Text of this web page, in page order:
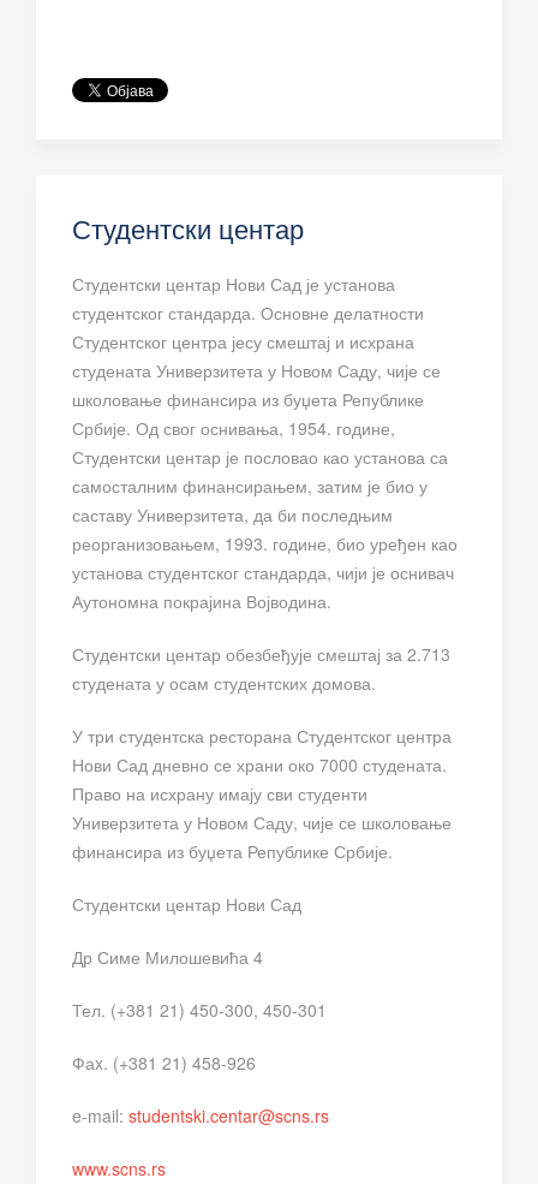
Студентски центар
Студентски центар Нови Сад је установа
студентског стандарда. Основне делатности
Студентског центра јесу смештај и исхрана
студената Универзитета у Новом Саду, чије се
школовање финансира из буџета Републике
Србије. Од свог оснивања, 1954. године,
Студентски центар је пословао као установа са
самосталним финансирањем, затим је био у
саставу Универзитета, да би последњим
реорганизовањем, 1993. године, био уређен као
установа студентског стандарда, чији је оснивач
Аутономна покрајина Војводина.
Студентски центар обезбеђује смештај за 2.713
студената у осам студентских домова.
У три студентска ресторана Студентског центра
Нови Сад дневно се храни око 7000 студената.
Право на исхрану имају сви студенти
Универзитета у Новом Саду, чије се школовање
финансира из буџета Републике Србије.
Студентски центар Нови Сад
Др Симе Милошевића 4
Тел. (+381 21) 450-300, 450-301
Фаx. (+381 21) 458-926
e-mail: studentski.centar@scns.rs
www.scns.rs